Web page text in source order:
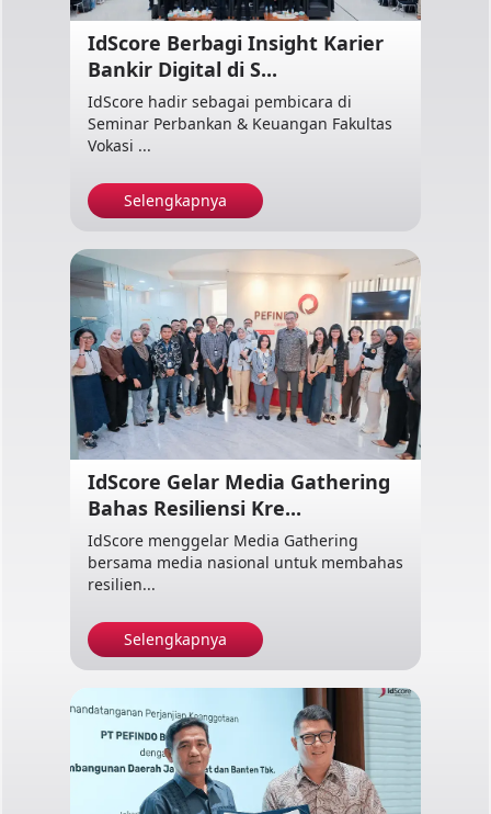
IdScore Berbagi Insight Karier
Bankir Digital di S...
IdScore hadir sebagai pembicara di
Seminar Perbankan & Keuangan Fakultas
Vokasi ...
Selengkapnya
IdScore Gelar Media Gathering
Bahas Resiliensi Kre...
IdScore menggelar Media Gathering
bersama media nasional untuk membahas
resilien...
Selengkapnya